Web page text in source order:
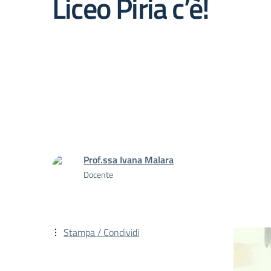
Prof.ssa Ivana Malara
Docente
Stampa / Condividi